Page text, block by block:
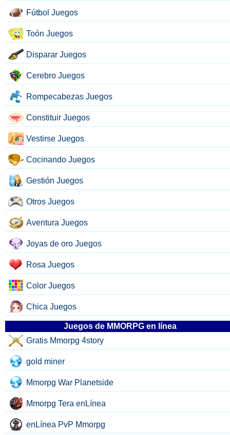
Fútbol Juegos
Toón Juegos
Disparar Juegos
Cerebro Juegos
Rompecabezas Juegos
Constituir Juegos
Vestirse Juegos
Cocinando Juegos
Gestión Juegos
Otros Juegos
Aventura Juegos
Joyas de oro Juegos
Rosa Juegos
Color Juegos
Chica Juegos
Juegos de MMORPG en línea
Gratis Mmorpg 4story
gold miner
Mmorpg War Planetside
Mmorpg Tera enLínea
enLínea PvP Mmorpg